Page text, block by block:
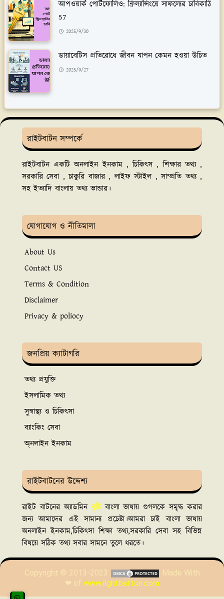
আপওয়ার্ক পোর্টফোলিও: ফ্রিল্যান্সিংয়ে সাফল্যের চাবিকাঠি
57
2025/9/30
ডায়াবেটিস প্রতিরোধে জীবন যাপন কেমন হওয়া উচিত
2025/9/27
রাইটবাটন সম্পর্কে
রাইটবাটন একটি অনলাইন ইনকাম , চিকিৎস , শিক্ষার তথ্য ,
সরকারি সেবা , চাকুরি বাজার , লাইফ স্টাইল , সাম্প্রতি তথ্য ,
সহ ইত্যাদি বাংলায় তথ্য ভান্ডার।
যোগাযোগ ও নীতিমালা
About Us
Contact US
Terms & Condition
Disclaimer
Privacy & poliocy
জনপ্রিয় ক্যাটাগরি
তথ্য প্রযুক্তি
ইসলামিক তথ্য
সুস্বাস্থ্য ও চিকিৎসা
ব্যাংকিং সেবা
অ্নলাইন ইনকাম
রাইটবাটনের উদ্দেশ্য
রাইট বাটনের অ্যাডমিনবৃষ্টিবাংলা ভাষায় গুগলকে সমৃদ্ধ করার
জন্য আমাদের এই সামান্য প্রচেষ্টা।আমরা চাই বাংলা ভাষায়
অনলাইন ইনকাম,চিকিৎসা শিক্ষা তথ্য,সরকারি সেবা সহ বিভিন্ন
বিষয়ে সঠিক তথ্য সবার সামনে তুলে ধরতে।
Copyright © 2013-2023
Made With
❤ of www.rightbatton.com